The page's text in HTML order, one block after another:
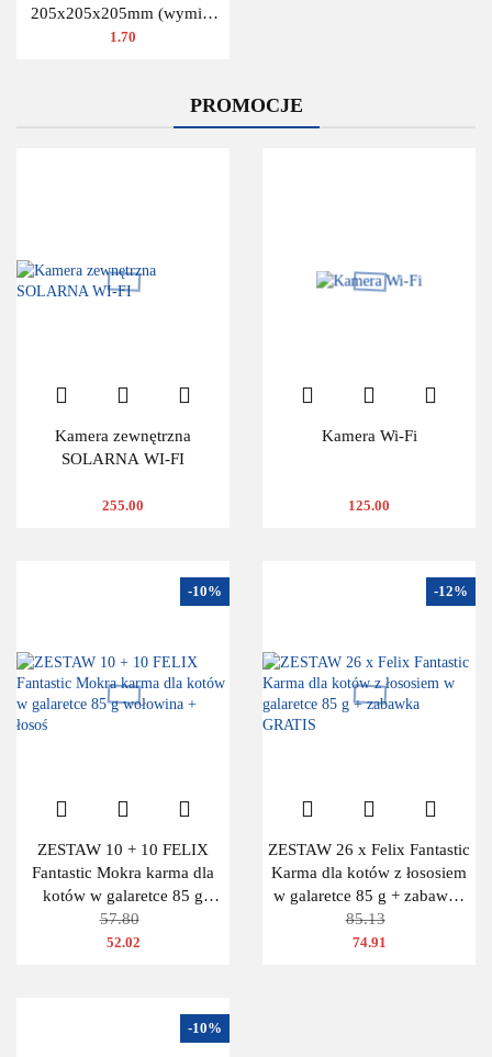
205x205x205mm (wymiar
zewn.) Fala B 480g/m2
1.70
PROMOCJE
Kamera zewnętrzna
SOLARNA WI-FI
255.00
Kamera Wi-Fi
125.00
ZESTAW 10 + 10 FELIX
Fantastic Mokra karma dla
kotów w galaretce 85 g
wołowina + łosoś
57.80
-10%
52.02
ZESTAW 26 x Felix Fantastic
Karma dla kotów z łososiem
w galaretce 85 g + zabawka
GRATIS
85.13
-12%
74.91
-10%